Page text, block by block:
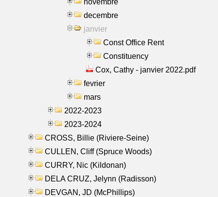
decembre
janvier
Const Office Rent
Constituency
Cox, Cathy - janvier 2022.pdf
fevrier
mars
2022-2023
2023-2024
CROSS, Billie (Riviere-Seine)
CULLEN, Cliff (Spruce Woods)
CURRY, Nic (Kildonan)
DELA CRUZ, Jelynn (Radisson)
DEVGAN, JD (McPhillips)